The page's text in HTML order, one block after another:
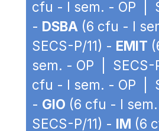
cfu - I sem. - OP |
- DSBA (6 cfu - I
SECS-P/11) - EMIT
sem. - OP | SECS-
cfu - I sem. - OP |
- GIO (6 cfu - I
SECS-P/11) - IM (6